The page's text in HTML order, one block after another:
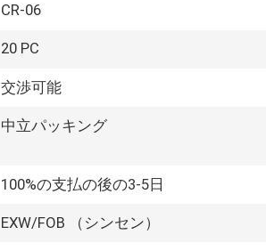
CR-06
20 PC
交渉可能
中立パッキング
100%の支払の後の3-5日
EXW/FOB （シンセン）